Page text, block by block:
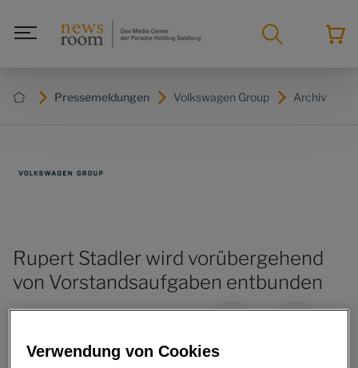
Pressemeldungen Volkswagen Group Archiv
Rupert Stadler wird vorübergehend
von Vorstandsaufgaben entbunden
Verwendung von Cookies